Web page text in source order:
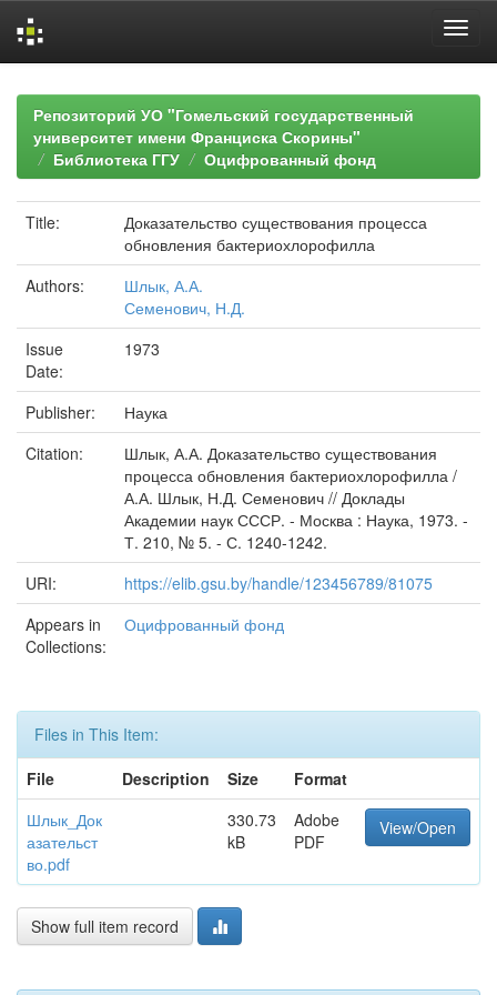
navigationРепозиторий УО "Гомельский государственный
университет имени Франциска Скорины"
Библиотека ГГУ
Оцифрованный фонд
Title:
Доказательство существования процесса
обновления бактериохлорофилла
Authors:
Шлык, А.А.
Семенович, Н.Д.
Issue
Date:
1973
Publisher:
Наука
Citation:
Шлык, А.А. Доказательство существования
процесса обновления бактериохлорофилла /
А.А. Шлык, Н.Д. Семенович // Доклады
Академии наук СССР. - Москва : Наука, 1973. -
Т. 210, № 5. - С. 1240-1242.
URI:
https://elib.gsu.by/handle/123456789/81075
Appears in
Collections:
Оцифрованный фонд
Files in This Item:
File
Description Size
Format
Шлык_Док
азательст
во.pdf
330.73
kB
Adobe
PDF
View/Open
Show full item record